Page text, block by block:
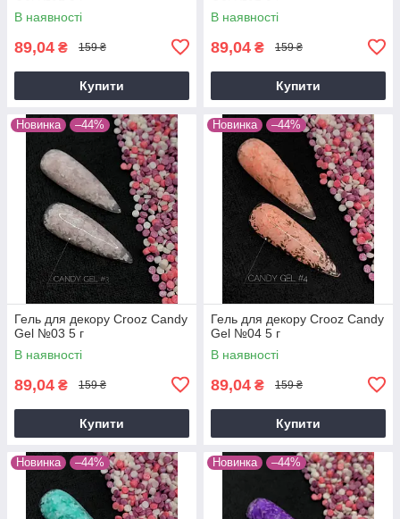
В наявності
89,04 ₴ 159 ₴
Купити
В наявності
89,04 ₴ 159 ₴
Купити
Новинка –44%
Гель для декору Crooz Candy
Gel №03 5 г
В наявності
89,04 ₴ 159 ₴
Купити
Новинка –44%
Гель для декору Crooz Candy
Gel №04 5 г
В наявності
89,04 ₴ 159 ₴
Купити
Новинка –44% Новинка –44%